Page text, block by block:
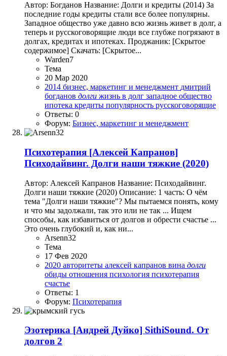
Автор: Богданов Название: Долги и кредиты (2014) За
последние годы кредиты стали все более популярны.
Западное общество уже давно всю жизнь живет в долг, а
теперь и русскоговорящие люди все глубже погрязают в
долгах, кредитах и ипотеках. Проджаник: [Скрытое
содержимое] Скачать: [Скрытое...
Warden7
Тема
20 Мар 2020
2014 бизнес, маркетинг и менеджмент дмитрий
богданов долги жизнь в долг западное общество
ипотека кредиты популярность русскоговорящие
Ответы: 0
Форум: Бизнес, маркетинг и менеджмент
Психотерапия [Алексей Капранов]
Психодайвинг. Долги наши тяжкие (2020)
Автор: Алексей Капранов Название: Психодайвинг.
Долги наши тяжкие (2020) Описание: 1 часть: О чём
тема "Долги наши тяжкие"? Мы пытаемся понять, кому
и что мы задолжали, так это или не так ... Ищем
способы, как избавиться от долгов и обрести счастье ...
Это очень глубокий и, как ни...
Arsenn32
Тема
17 Фев 2020
2020 авторитеты алексей капранов вина долги
обиды отношения психология психотерапия
счастье
Ответы: 1
Форум: Психотерапия
Эзотерика [Андрей Дуйко] SithiSound. От
долгов 2